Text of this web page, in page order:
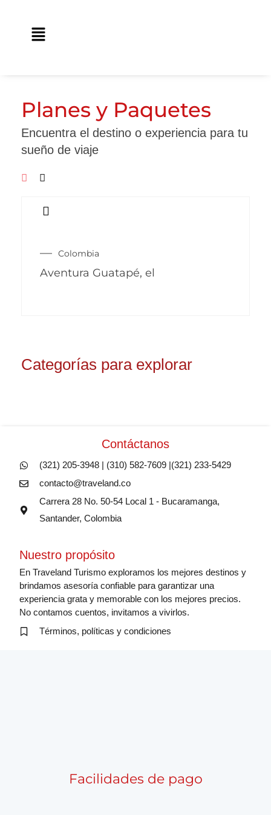
Main
Planes y Paquetes
Encuentra el destino o experiencia para tu
sueño de viaje
Colombia
Aventura Guatapé, el
Categorías para explorar
Contáctanos
(321) 205-3948 | (310) 582-7609 |(321) 233-5429
contacto@traveland.co
Carrera 28 No. 50-54 Local 1 - Bucaramanga,
Santander, Colombia
Nuestro propósito
En Traveland Turismo exploramos los mejores destinos y
brindamos asesoría confiable para garantizar una
experiencia grata y memorable con los mejores precios.
No contamos cuentos, invitamos a vivirlos.
Términos, políticas y condiciones
Facilidades de pago